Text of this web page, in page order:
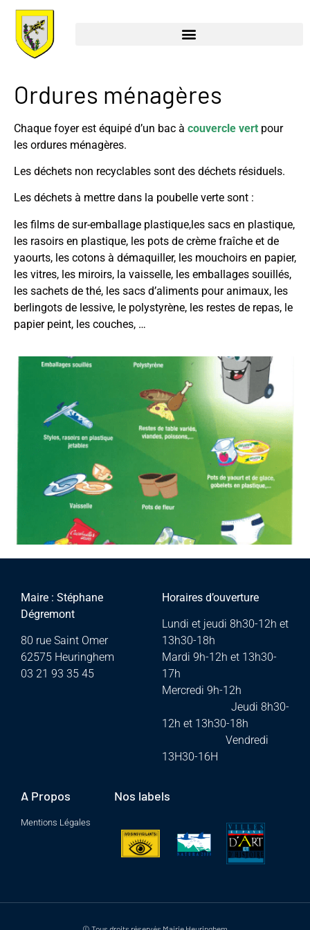
Ordures ménagères
Chaque foyer est équipé d’un bac à couvercle vert pour
les ordures ménagères.
Les déchets non recyclables sont des déchets résiduels.
Les déchets à mettre dans la poubelle verte sont :
les films de sur-emballage plastique,les sacs en plastique,
les rasoirs en plastique, les pots de crème fraîche et de
yaourts, les cotons à démaquiller, les mouchoirs en papier,
les vitres, les miroirs, la vaisselle, les emballages souillés,
les sachets de thé, les sacs d’aliments pour animaux, les
berlingots de lessive, le polystyrène, les restes de repas, le
papier peint, les couches, …
Maire : Stéphane
Dégremont
80 rue Saint Omer
62575 Heuringhem
03 21 93 35 45
Horaires d’ouverture
Lundi et jeudi 8h30-12h et
13h30-18h
Mardi 9h-12h et 13h30-
17h
Mercredi 9h-12h
Jeudi 8h30-
12h et 13h30-18h
Vendredi
13H30-16H
A Propos
Mentions Légales
Nos labels